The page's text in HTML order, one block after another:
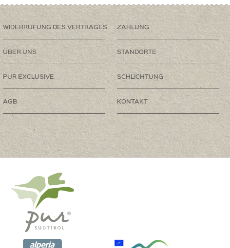
WIDERRUFUNG DES VERTRAGES ZAHLUNG
ÜBER UNS STANDORTE
PUR EXCLUSIVE SCHLICHTUNG
AGB KONTAKT